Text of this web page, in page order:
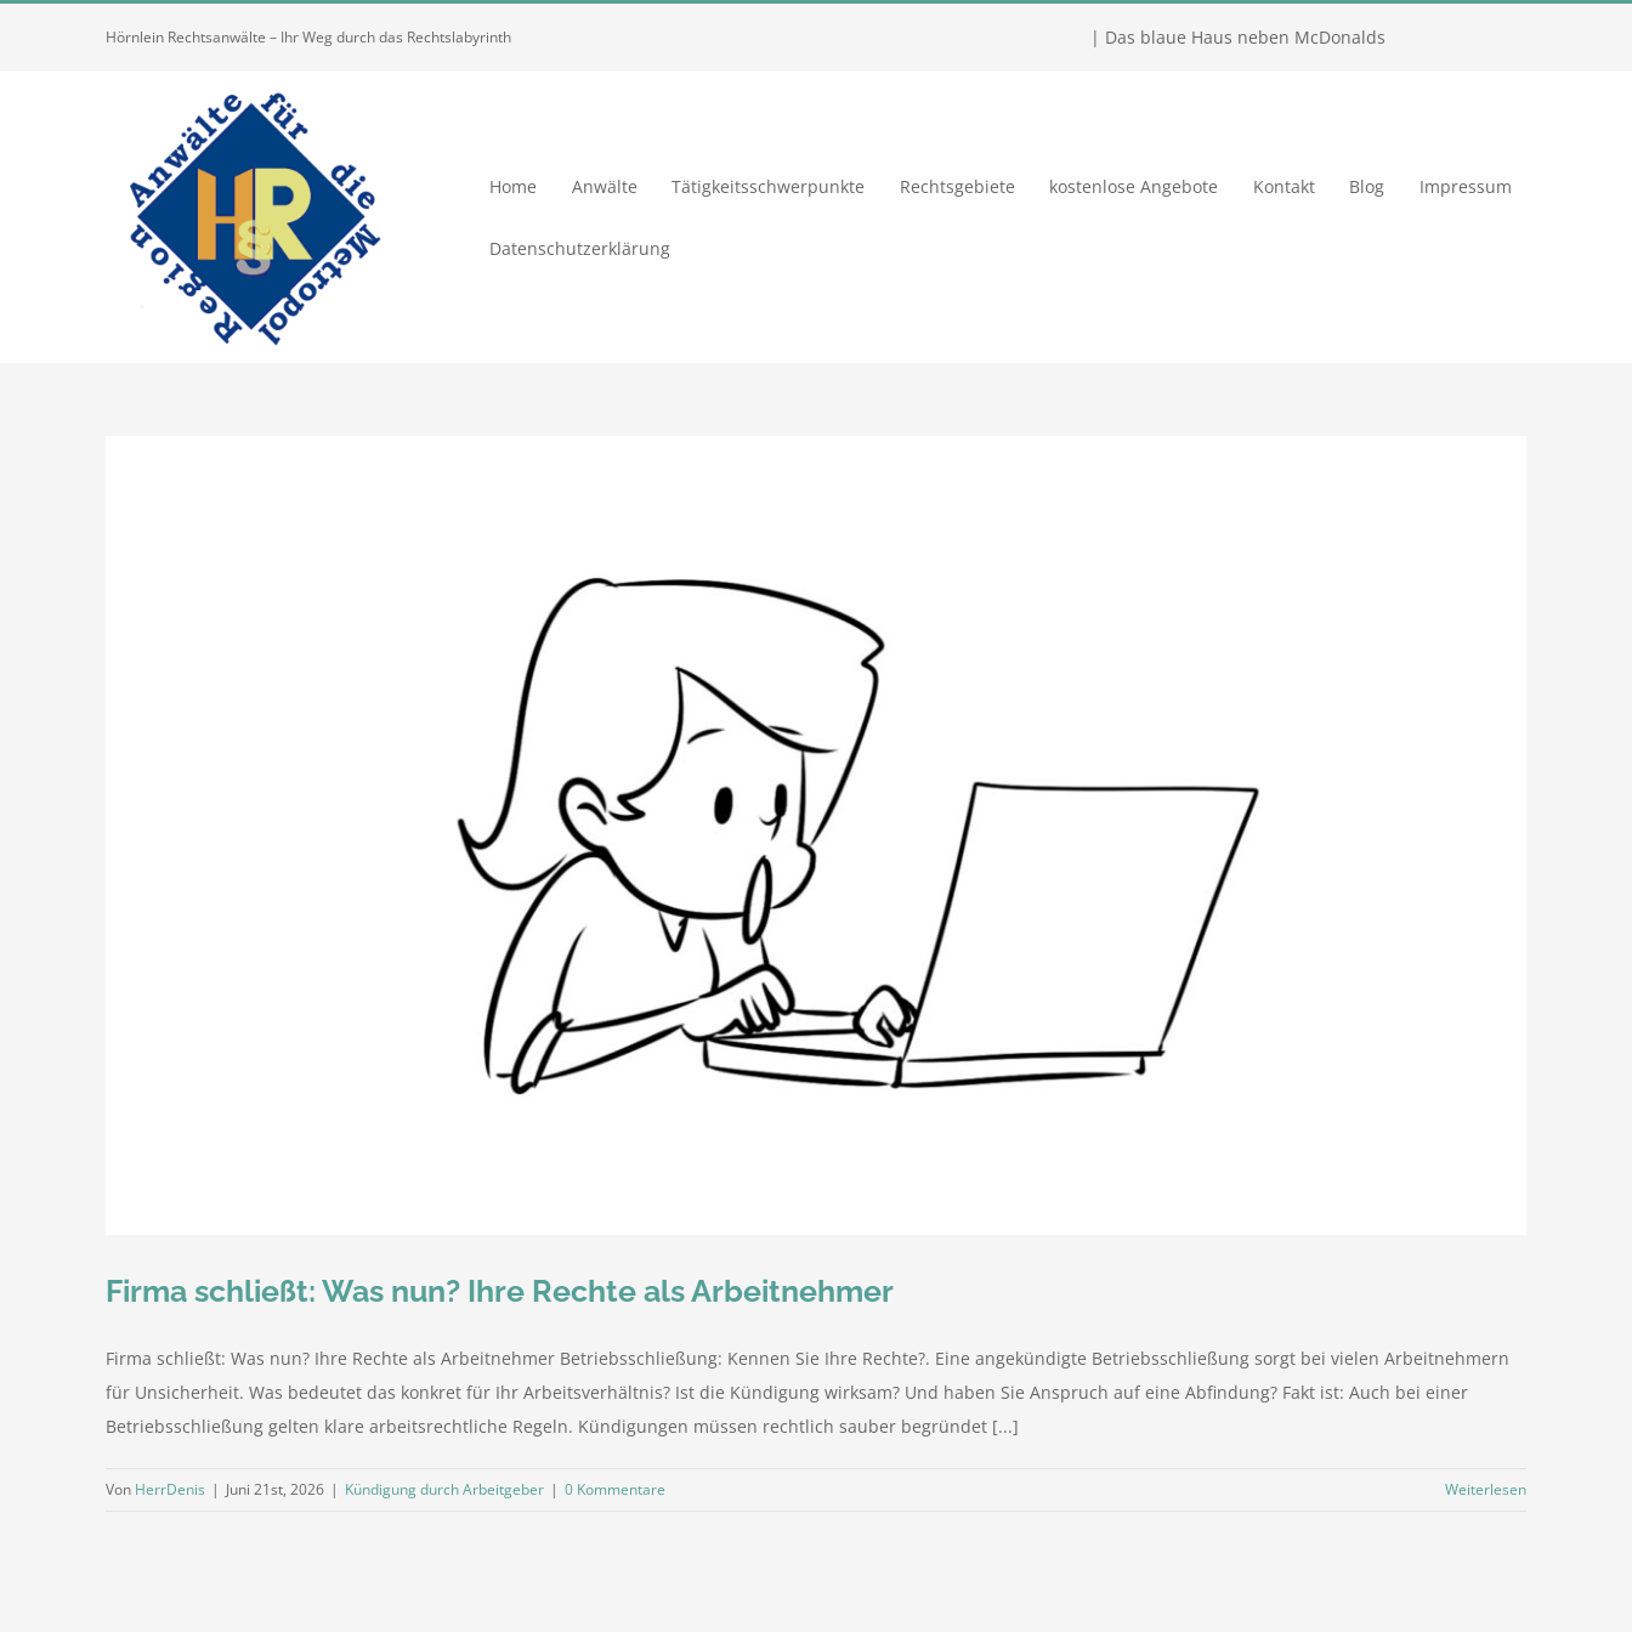
Hörnlein Rechtsanwälte – Ihr Weg durch das Rechtslabyrinth | Das blaue Haus neben McDonalds
Home Anwälte Tätigkeitsschwerpunkte Rechtsgebiete kostenlose Angebote Kontakt Blog Impressum
Datenschutzerklärung
Firma schließt: Was nun? Ihre Rechte als Arbeitnehmer
Firma schließt: Was nun? Ihre Rechte als Arbeitnehmer Betriebsschließung: Kennen Sie Ihre Rechte?. Eine angekündigte Betriebsschließung sorgt bei vielen Arbeitnehmern
für Unsicherheit. Was bedeutet das konkret für Ihr Arbeitsverhältnis? Ist die Kündigung wirksam? Und haben Sie Anspruch auf eine Abfindung? Fakt ist: Auch bei einer
Betriebsschließung gelten klare arbeitsrechtliche Regeln. Kündigungen müssen rechtlich sauber begründet [...]
Von HerrDenis | Juni 21st, 2026 | Kündigung durch Arbeitgeber | 0 Kommentare Weiterlesen